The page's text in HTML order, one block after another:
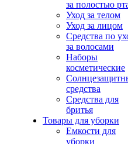
за полостью
Уход за телом
Уход за лицом
Средства по
за волосами
Наборы
косметические
средства
Средства для
бритья
Товары для уборки
Емкости для
уборки